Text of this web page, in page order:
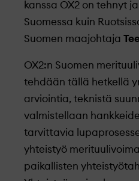
kanssa OX2 on tehnyt
Suomessa kuin
Suomen maajohtaja
OX2:n Suomen
tehdään tällä hetkellä
arviointia, teknistä
valmistellaan
tarvittavia
yhteistyö
paikallisten